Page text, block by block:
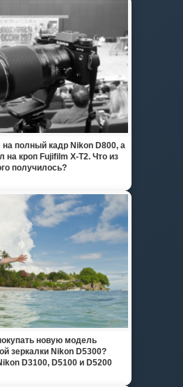
полный кадр Nikon D800, а
на кроп Fujifilm X-T2. Что из
получилось?
новую модель
зеркалки Nikon D5300?
D3100, D5100 и D5200